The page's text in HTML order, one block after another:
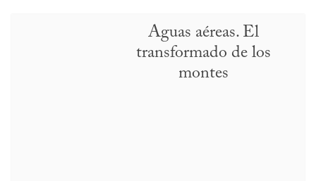
Aguas aéreas. El
transformado de los
montes